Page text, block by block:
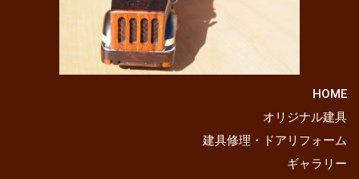
HOME
オリジナル建具
建具修理・ドアリフォーム
ギャラリー